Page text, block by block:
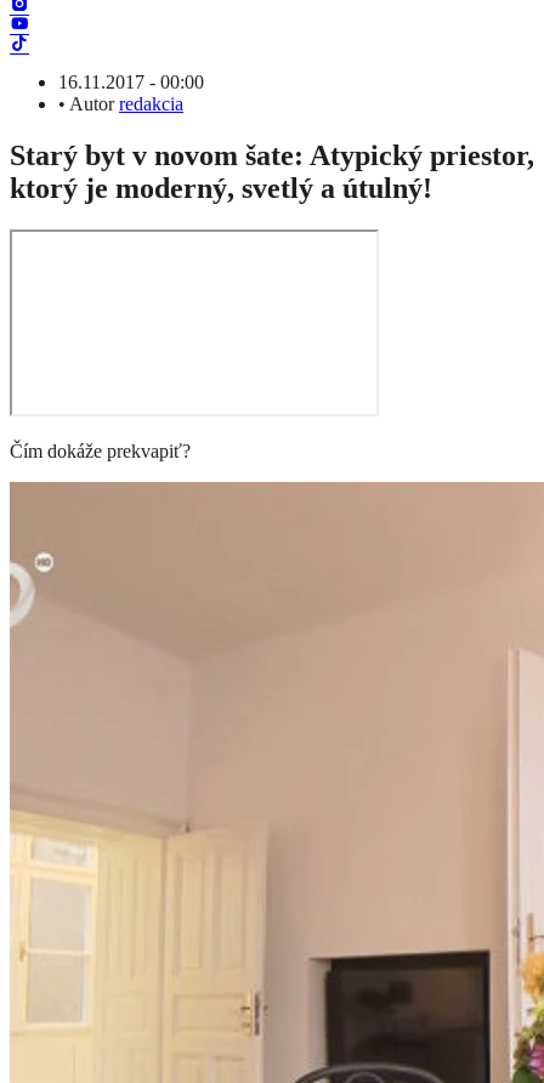
16.11.2017 - 00:00
• Autorredakcia
Starý byt v novom šate: Atypický priestor,
ktorý je moderný, svetlý a útulný!
Čím dokáže prekvapiť?